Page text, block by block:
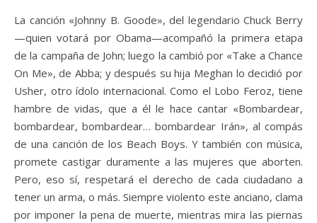
La canción «Johnny B. Goode», del legendario Chuck Berry
—quien votará por Obama—acompañó la primera etapa
de la campaña de John; luego la cambió por «Take a Chance
On Me», de Abba; y después su hija Meghan lo decidió por
Usher, otro ídolo internacional. Como el Lobo Feroz, tiene
hambre de vidas, que a él le hace cantar «Bombardear,
bombardear, bombardear… bombardear Irán», al compás
de una canción de los Beach Boys. Y también con música,
promete castigar duramente a las mujeres que aborten.
Pero, eso sí, respetará el derecho de cada ciudadano a
tener un arma, o más. Siempre violento este anciano, clama
por imponer la pena de muerte, mientras mira las piernas